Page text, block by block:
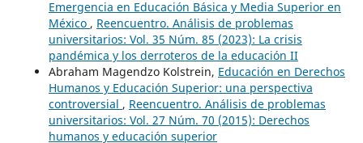
Emergencia en Educación Básica y Media Superior en
México , Reencuentro. Análisis de problemas
universitarios: Vol. 35 Núm. 85 (2023): La crisis
pandémica y los derroteros de la educación II
Abraham Magendzo Kolstrein, Educación en Derechos
Humanos y Educación Superior: una perspectiva
controversial , Reencuentro. Análisis de problemas
universitarios: Vol. 27 Núm. 70 (2015): Derechos
humanos y educación superior